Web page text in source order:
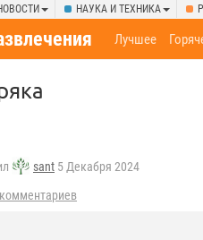
НАУКА И ТЕХНИКА
Лучшее
sant 5 Декабря 2024